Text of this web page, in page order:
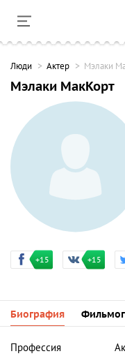
Люди Актер Мэлаки
Мэлаки МакКорт
+15 +15
Биография
Профессия